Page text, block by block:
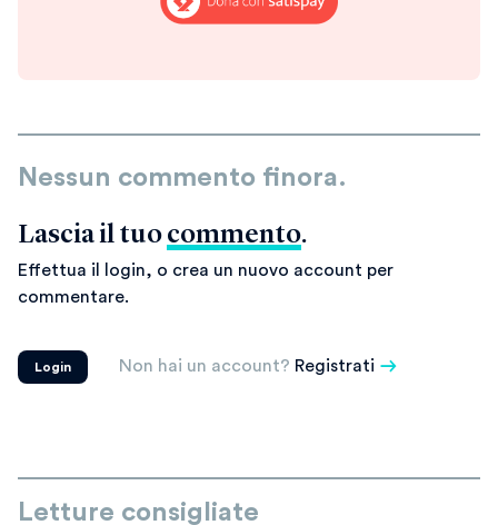
Nessun commento finora.
Lascia il tuo commento.
Effettua il login, o crea un nuovo account per
commentare.
Login Non hai un account? Registrati
Letture consigliate